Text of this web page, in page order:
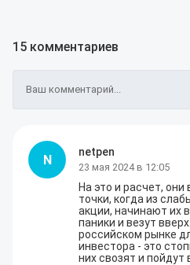
15 комментариев
Ваш комментарий...
N
netpen
23 мая 2024 в 12:05
На это и расчет,
точки, когда из
акции, начинают их
паники и везут
российском рынке
инвестора - это
них свозят и пойдут